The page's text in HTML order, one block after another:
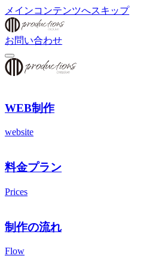
メインコンテンツへスキップ
お問い合わせ
WEB制作
website
料金プラン
Prices
制作の流れ
Flow